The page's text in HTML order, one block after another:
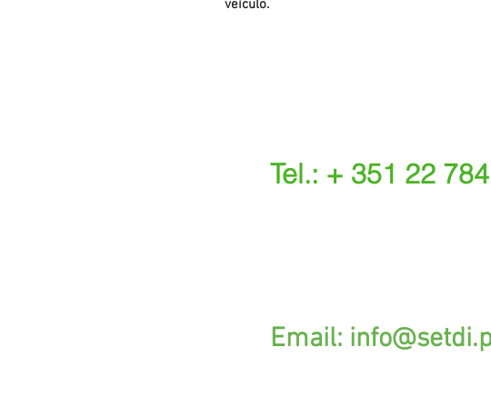
veículo.
Tel.: + 351 22
Email: